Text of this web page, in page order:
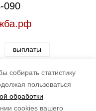
собирать статистику
пользоваться
обработки
cookies вашего
090
выплаты